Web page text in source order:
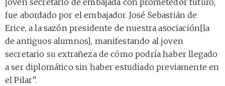
fue abordado por el embajador José Sebastián de
Erice, a la sazón presidente de nuestra asociación[la
de antiguos alumnos], manifestando al joven
secretario su extrañeza de cómo podría haber llegado
a ser diplomático sin haber estudiado previamente en
el Pilar”.